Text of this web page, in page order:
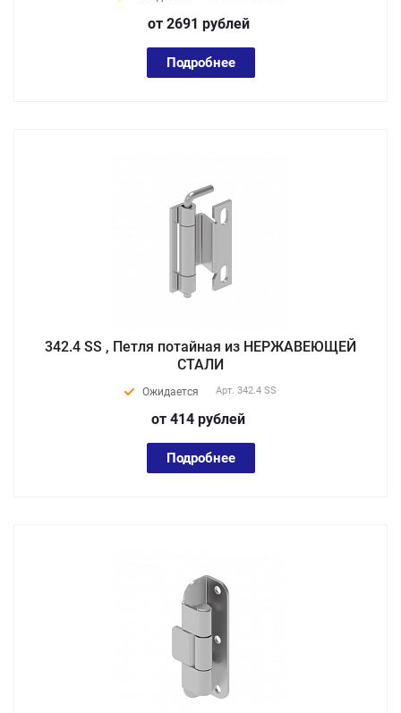
от 2691 рублей
Подробнее
342.4 SS , Петля потайная из НЕРЖАВЕЮЩЕЙ
СТАЛИ
Ожидается Арт. 342.4 SS
от 414 рублей
Подробнее